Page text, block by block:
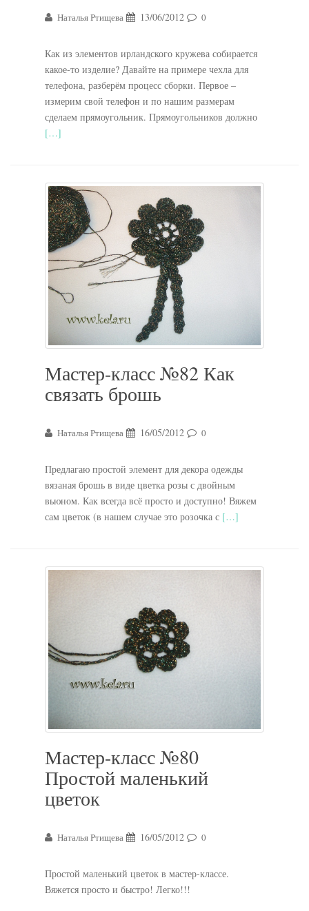
Наталья Ртищева 13/06/2012 0
Как из элементов ирландского кружева собирается
какое-то изделие? Давайте на примере чехла для
телефона, разберём процесс сборки. Первое –
измерим свой телефон и по нашим размерам
сделаем прямоугольник. Прямоугольников должно
[…]
Мастер-класс №82 Как
связать брошь
Наталья Ртищева 16/05/2012 0
Предлагаю простой элемент для декора одежды
вязаная брошь в виде цветка розы с двойным
вьюном. Как всегда всё просто и доступно! Вяжем
сам цветок (в нашем случае это розочка с […]
Мастер-класс №80
Простой маленький
цветок
Наталья Ртищева 16/05/2012 0
Простой маленький цветок в мастер-классе.
Вяжется просто и быстро! Легко!!!